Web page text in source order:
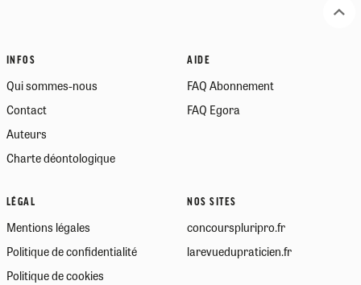
INFOS
Qui sommes-nous
Contact
Auteurs
Charte déontologique
AIDE
FAQ Abonnement
FAQ Egora
LÉGAL
Mentions légales
Politique de confidentialité
Politique de cookies
NOS SITES
concourspluripro.fr
larevuedupraticien.fr